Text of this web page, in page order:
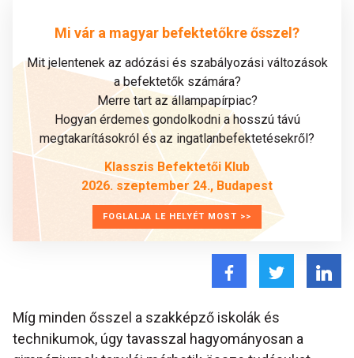
Mi vár a magyar befektetőkre ősszel?
Mit jelentenek az adózási és szabályozási változások
a befektetők számára?
Merre tart az állampapírpiac?
Hogyan érdemes gondolkodni a hosszú távú
megtakarításokról és az ingatlanbefektetésekről?
Klasszis Befektetői Klub
2026. szeptember 24., Budapest
FOGLALJA LE HELYÉT MOST >>
Míg minden ősszel a szakképző iskolák és
technikumok, úgy tavasszal hagyományosan a